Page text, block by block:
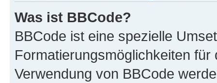
Was ist BBCode?
BBCode ist eine spezielle
Formatierungsmöglichkeiten
Verwendung von BBCode